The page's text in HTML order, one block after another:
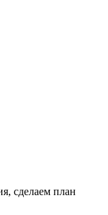
сделаем план